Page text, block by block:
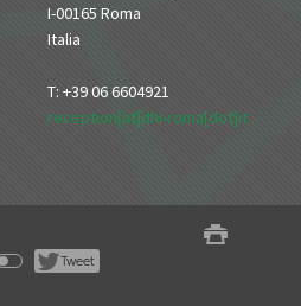
I-00165 Roma
Italia
T: +39 06 6604921
reception[at]dhi-roma[dot]it